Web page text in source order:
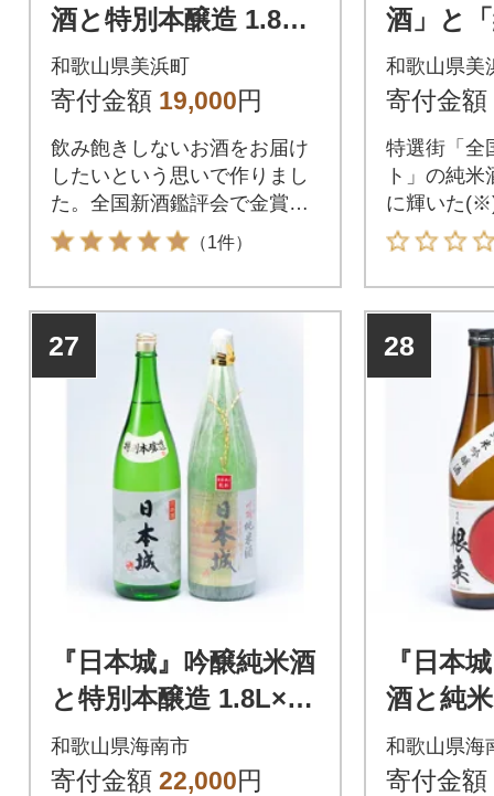
酒と特別本醸造 1.8L×
2種セット
和歌山県美浜町
寄付金額 19,000円
飲み飽きしないお酒をお届け
したいという思いで作りまし
た。全国新酒鑑評会で金賞を1
1度受賞。
（1件）
酒」と
根来」
セット
和歌山県美
寄付金額
特選街「全
ト」の純
に輝いた
べセット
27
『日本城』吟醸純米酒
と特別本醸造 1.8L×2
種セット
和歌山県海南市
寄付金額 22,000円
28
『日本
酒と純
来』
ット
和歌山県海
寄付金額